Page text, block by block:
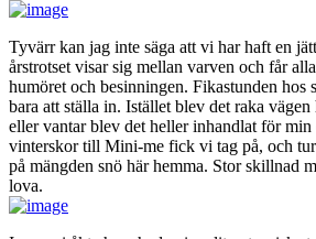
Tyvärr kan jag inte säga att vi har haft en
årstrotset visar sig mellan varven och får
humöret och besinningen. Fikastunden hos
bara att ställa in. Istället blev det raka
eller vantar blev det heller inhandlat för min
vinterskor till Mini-me fick vi tag på, och
på mängden snö här hemma. Stor skillnad
lova.